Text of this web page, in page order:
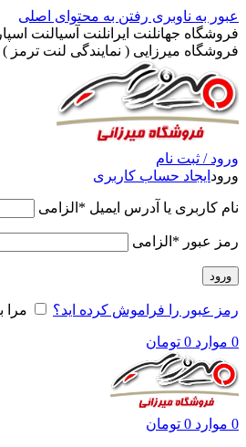
عبور به ناوبری رفتن به محتوای اصلی
فروشگاه جهانلنت ایرانلنت آسیالنت
فروشگاه میرزایی ( نمایندگی لنت ترمز )
ورود / ثبت نام
ورود ایجاد حساب کاربری
نام کاربری یا آدرس ایمیل * الزامی
رمز عبور * الزامی
ورود
رمز عبور را فراموش کرده اید؟ مرا
0 موارد 0 تومان
0 موارد 0 تومان